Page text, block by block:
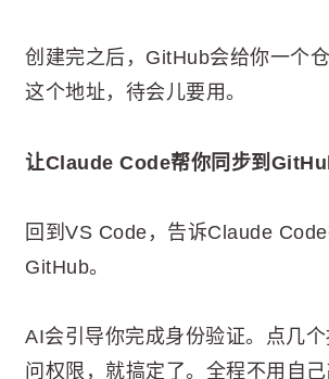
创建完之后，GitHub会给你一个
这个地址，待会儿要用。
让Claude Code帮你同步到
回到VS Code，告诉Claude
GitHub。
AI会引导你完成身份验证。点几
问权限，就搞定了。全程不用自己